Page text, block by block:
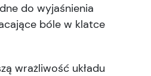
do wyjaśnienia
bóle w klatce
wrażliwość układu